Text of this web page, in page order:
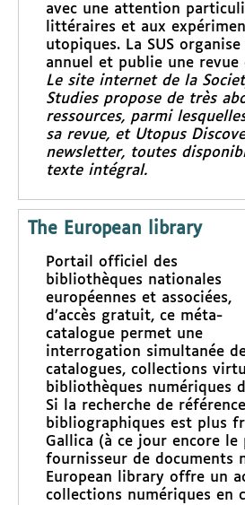
avec une attention
littéraires et aux
utopiques. La SUS
annuel et publie une
Le site internet de la
Studies propose de très
ressources, parmi
sa revue, et Utopus
newsletter, toutes
texte intégral.
The European library
Portail officiel des
bibliothèques nationales
européennes et associées,
d’accès gratuit, ce méta-
catalogue permet une
interrogation simultanée
catalogues, collections
bibliothèques numériques
Si la recherche de
bibliographiques est plus
Gallica (à ce jour encore le
fournisseur de documents
European library offre un
collections numériques en